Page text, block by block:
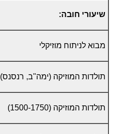
שיעורי חובה:
מבוא לניתוח מוזיקלי
תולדות המוזיקה (ימה"ב, רנסנס)
תולדות המוזיקה (1500-1750)